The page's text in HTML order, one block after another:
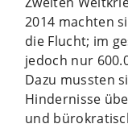
2014 machten
die Flucht; im
jedoch nur
Dazu mussten
Hindernisse
und